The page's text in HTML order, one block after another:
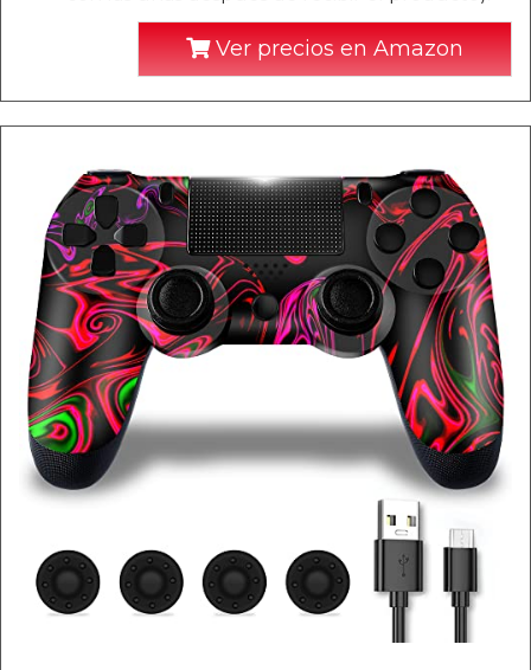
Ver precios en Amazon